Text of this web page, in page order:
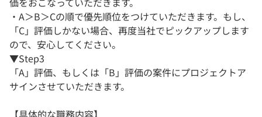
・A＞B＞Cの順で優先順位をつけていただきます。もし、
「C」評価しかない場合、再度当社でピックアップします
ので、安心してください。
▼Step3
「A」評価、もしくは「B」評価の案件にプロジェクトア
サインさせていただきます。